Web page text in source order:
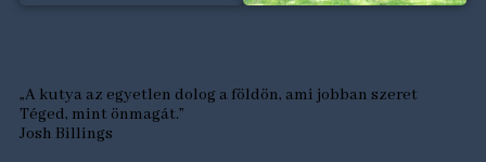
„A kutya az egyetlen dolog a földön, ami jobban szeret
Téged, mint önmagát.”
Josh Billings